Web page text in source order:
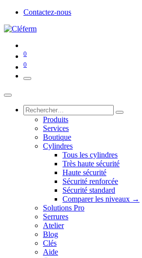
Contactez-nous
0
0
Produits
Services
Boutique
Cylindres
Tous les cylindres
Très haute sécurité
Haute sécurité
Sécurité renforcée
Sécurité standard
Comparer les niveaux →
Solutions Pro
Serrures
Atelier
Blog
Clés
Aide